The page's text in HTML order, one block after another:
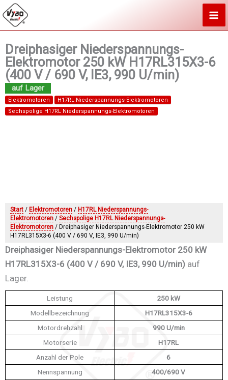
Zum
Inhalt
Dreiphasiger Niederspannungs-
Elektromotor 250 kW H17RL315X3-6
(400 V / 690 V, IE3, 990 U/min)
Elektromotoren
H17RL Niederspannungs-Elektromotoren
Sechspolige H17RL Niederspannungs-Elektromotoren
Start / Elektromotoren / H17RL Niederspannungs-
Elektromotoren / Sechspolige H17RL Niederspannungs-
Elektromotoren / Dreiphasiger Niederspannungs-Elektromotor 250 kW
H17RL315X3-6 (400 V / 690 V, IE3, 990 U/min)
Dreiphasiger Niederspannungs-Elektromotor 250 kW
H17RL315X3-6 (400 V / 690 V, IE3, 990 U/min) auf
Lager.
Leistung
250 kW
Modellbezeichnung
H17RL315X3-6
Motordrehzahl
990 U/min
Motorserie
H17RL
Anzahl der Pole
6
Nennspannung
400/690 V